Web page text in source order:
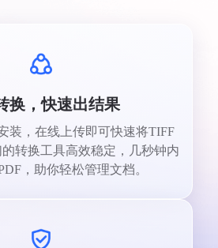
换，快速出结果
装，在线上传即可快速将TIFF
转换工具高效稳定，几秒钟内
，助你轻松管理文档。